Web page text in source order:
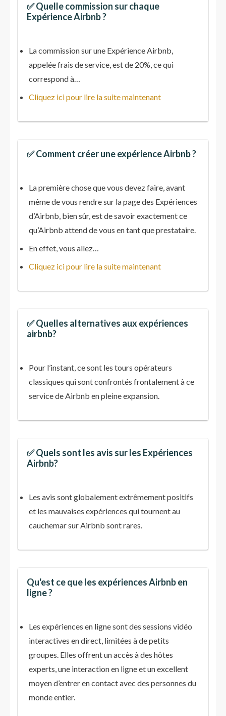
✅ Quelle commission sur chaque
Expérience Airbnb ?
La commission sur une Expérience Airbnb,
appelée frais de service, est de 20%, ce qui
correspond à…
Cliquez ici pour lire la suite maintenant
✅ Comment créer une expérience Airbnb ?
La première chose que vous devez faire, avant
même de vous rendre sur la page des Expériences
d’Airbnb, bien sûr, est de savoir exactement ce
qu’Airbnb attend de vous en tant que prestataire.
En effet, vous allez…
Cliquez ici pour lire la suite maintenant
✅ Quelles alternatives aux expériences
airbnb?
Pour l’instant, ce sont les tours opérateurs
classiques qui sont confrontés frontalement à ce
service de Airbnb en pleine expansion.
✅ Quels sont les avis sur les Expériences
Airbnb?
Les avis sont globalement extrêmement positifs
et les mauvaises expériences qui tournent au
cauchemar sur Airbnb sont rares.
Qu'est ce que les expériences Airbnb en
ligne ?
Les expériences en ligne sont des sessions vidéo
interactives en direct, limitées à de petits
groupes. Elles offrent un accès à des hôtes
experts, une interaction en ligne et un excellent
moyen d’entrer en contact avec des personnes du
monde entier.